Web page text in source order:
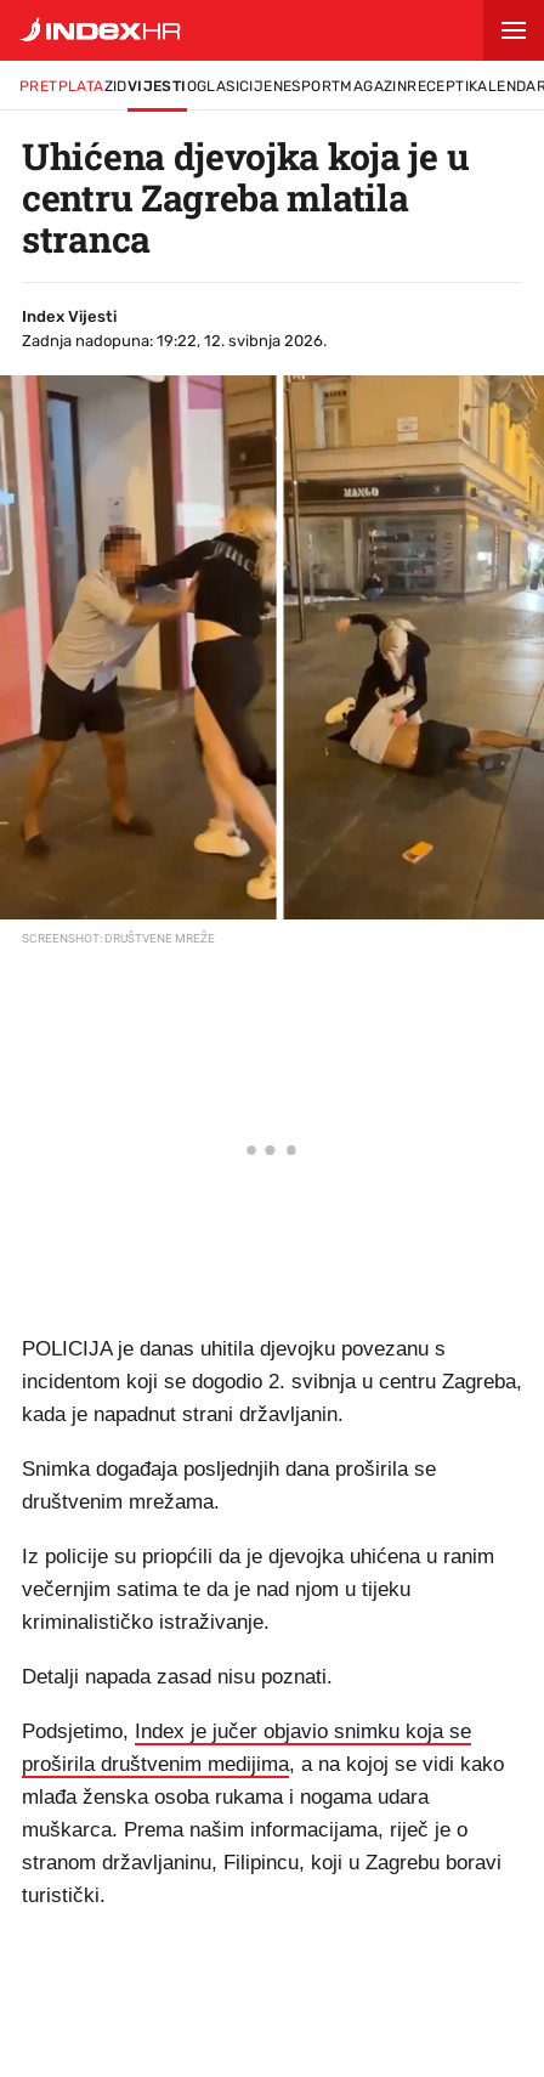
PRETPLATAZIDVIJESTIOGLASICIJENESPORTMAGAZINRECEPTI
Uhićena djevojka koja je u
centru Zagreba mlatila
stranca
Index Vijesti
Zadnja nadopuna: 19:22, 12. svibnja 2026.
SCREENSHOT: DRUŠTVENE MREŽE
POLICIJA je danas uhitila djevojku povezanu s
incidentom koji se dogodio 2. svibnja u centru Zagreba,
kada je napadnut strani državljanin.
Snimka događaja posljednjih dana proširila se
društvenim mrežama.
Iz policije su priopćili da je djevojka uhićena u ranim
večernjim satima te da je nad njom u tijeku
kriminalističko istraživanje.
Detalji napada zasad nisu poznati.
Podsjetimo, Index je jučer objavio snimku koja se
proširila društvenim medijima, a na kojoj se vidi kako
mlađa ženska osoba rukama i nogama udara
muškarca. Prema našim informacijama, riječ je o
stranom državljaninu, Filipincu, koji u Zagrebu boravi
turistički.